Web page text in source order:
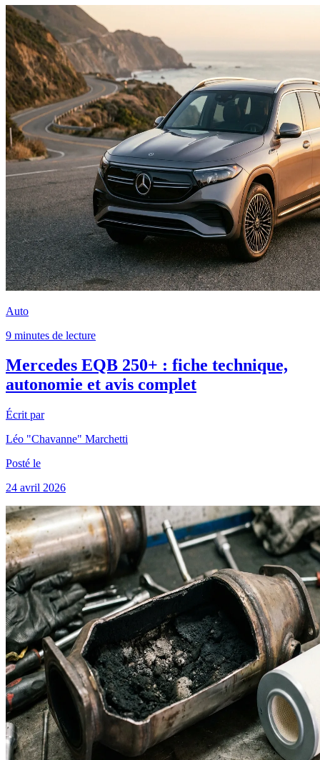
Auto
9 minutes de lecture
Mercedes EQB 250+ : fiche technique,
autonomie et avis complet
Écrit par
Léo "Chavanne" Marchetti
Posté le
24 avril 2026